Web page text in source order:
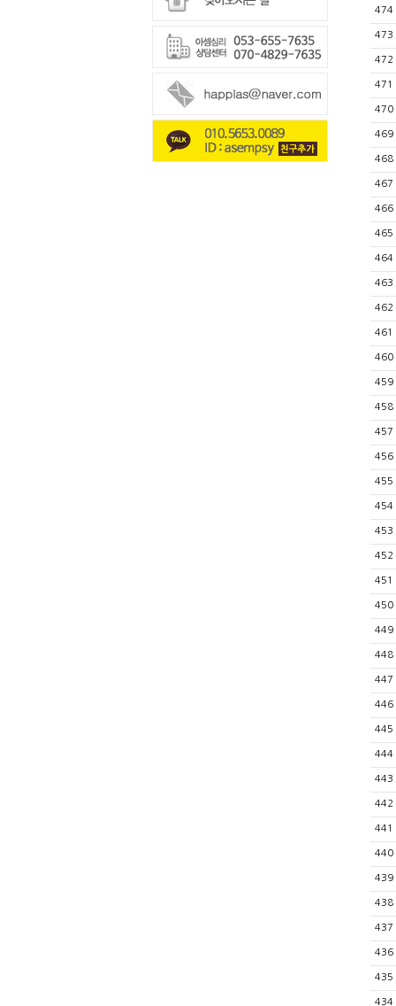
474
473
472
471
470
469
468
467
466
465
464
463
462
461
460
459
458
457
456
455
454
453
452
451
450
449
448
447
446
445
444
443
442
441
440
439
438
437
436
435
434